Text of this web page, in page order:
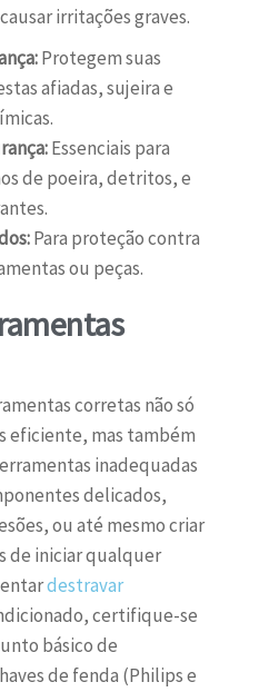
irritações graves.
Protegem suas
afiadas, sujeira e
Essenciais para
de poeira, detritos, e
Para proteção contra
ou peças.
corretas não só
eficiente, mas também
inadequadas
delicados,
ou até mesmo criar
de iniciar qualquer
destravar
certifique-se
básico de
de fenda (Philips e